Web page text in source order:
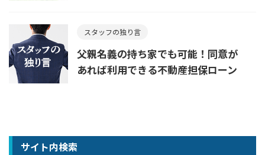
スタッフの独り言
父親名義の持ち家でも可能！同意が
あれば利用できる不動産担保ローン
サイト内検索